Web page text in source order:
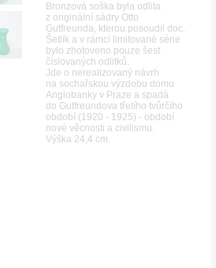
Bronzová soška byla odlita
z originální sádry Otto
Gutfreunda, kterou posoudil doc.
Šetlík a v rámci limitované série
bylo zhotoveno pouze šest
číslovaných odlitků.
Jde o nerealizovaný návrh
na sochařskou výzdobu domu
Anglobanky v Praze a spadá
do Gutfreundova třetího tvůrčího
období (1920 - 1925) - období
nové věcnosti a civilismu.
Výška 24,4 cm.